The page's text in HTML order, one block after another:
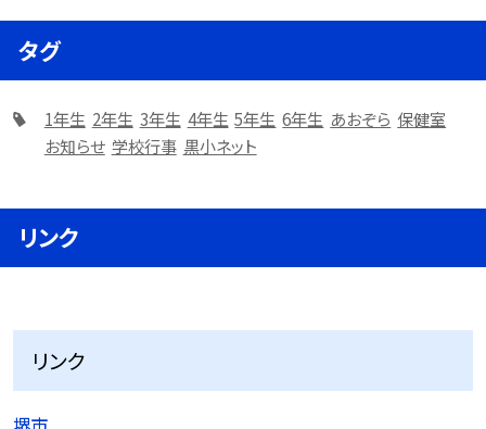
タグ
1年生 2年生 3年生 4年生 5年生 6年生 あおぞら 保健室
お知らせ 学校行事 黒小ネット
リンク
リンク